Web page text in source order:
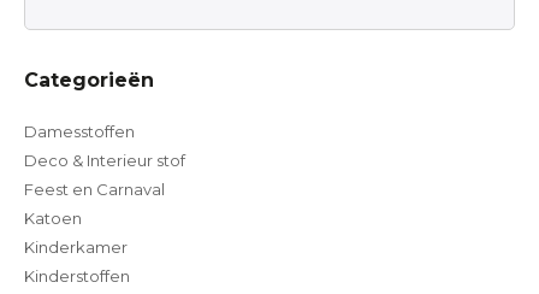
Categorieën
Damesstoffen
Deco & Interieur stof
Feest en Carnaval
Katoen
Kinderkamer
Kinderstoffen